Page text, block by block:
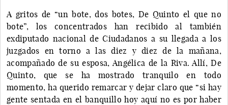
A gritos de “un bote, dos botes, De Quinto el que no
bote”, los concentrados han recibido al también
exdiputado nacional de Ciudadanos a su llegada a los
juzgados en torno a las diez y diez de la mañana,
acompañado de su esposa, Angélica de la Riva. Allí, De
Quinto, que se ha mostrado tranquilo en todo
momento, ha querido remarcar y dejar claro que “si hay
gente sentada en el banquillo hoy aquí no es por haber